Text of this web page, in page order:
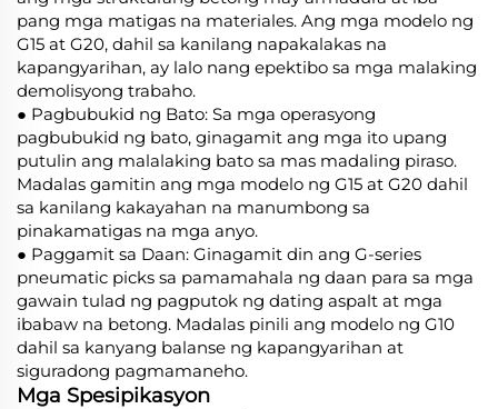
pang mga matigas na materiales. Ang mga modelo ng
G15 at G20, dahil sa kanilang napakalakas na
kapangyarihan, ay lalo nang epektibo sa mga malaking
demolisyong trabaho.
● Pagbubukid ng Bato: Sa mga operasyong
pagbubukid ng bato, ginagamit ang mga ito upang
putulin ang malalaking bato sa mas madaling piraso.
Madalas gamitin ang mga modelo ng G15 at G20 dahil
sa kanilang kakayahan na manumbong sa
pinakamatigas na mga anyo.
● Paggamit sa Daan: Ginagamit din ang G-series
pneumatic picks sa pamamahala ng daan para sa mga
gawain tulad ng pagputok ng dating aspalt at mga
ibabaw na betong. Madalas pinili ang modelo ng G10
dahil sa kanyang balanse ng kapangyarihan at
siguradong pagmamaneho.
Mga Spesipikasyon